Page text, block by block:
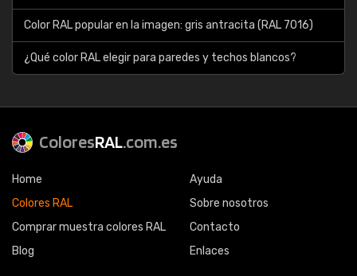
Color RAL popular en la imagen: gris antracita (RAL 7016)
¿Qué color RAL elegir para paredes y techos blancos?
ColoresRAL.com.es
Home
Colores RAL
Comprar muestra colores RAL
Blog
Ayuda
Sobre nosotros
Contacto
Enlaces